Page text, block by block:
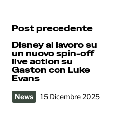
Post precedente
Disney al lavoro su
un nuovo spin-off
live action su
Gaston con Luke
Evans
News 15 Dicembre 2025